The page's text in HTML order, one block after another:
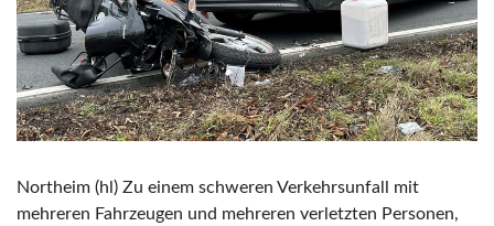
Northeim (hl) Zu einem schweren Verkehrsunfall mit
mehreren Fahrzeugen und mehreren verletzten Personen,